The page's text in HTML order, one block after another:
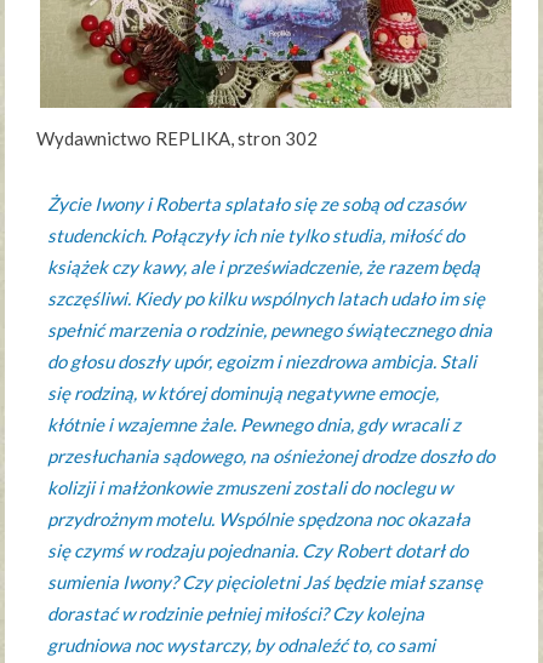
Wydawnictwo REPLIKA, stron 302
Życie Iwony i Roberta splatało się ze sobą od czasów
studenckich. Połączyły ich nie tylko studia, miłość do
książek czy kawy, ale i przeświadczenie, że razem będą
szczęśliwi. Kiedy po kilku wspólnych latach udało im się
spełnić marzenia o rodzinie, pewnego świątecznego dnia
do głosu doszły upór, egoizm i niezdrowa ambicja. Stali
się rodziną, w której dominują negatywne emocje,
kłótnie i wzajemne żale. Pewnego dnia, gdy wracali z
przesłuchania sądowego, na ośnieżonej drodze doszło do
kolizji i małżonkowie zmuszeni zostali do noclegu w
przydrożnym motelu. Wspólnie spędzona noc okazała
się czymś w rodzaju pojednania. Czy Robert dotarł do
sumienia Iwony? Czy pięcioletni Jaś będzie miał szansę
dorastać w rodzinie pełniej miłości? Czy kolejna
grudniowa noc wystarczy, by odnaleźć to, co sami